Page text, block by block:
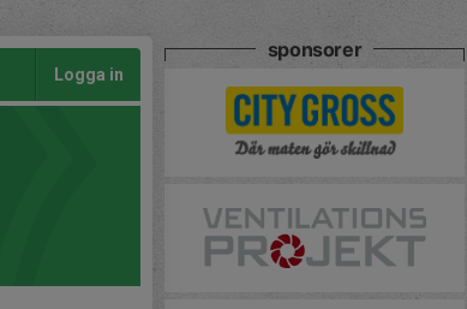
Logga in
sponsorer